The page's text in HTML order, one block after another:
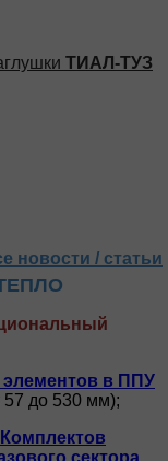
ТИАЛ-ТУЗ
новости / статьи
в ППУ
до 530 мм);
Комплектов
сектора ,